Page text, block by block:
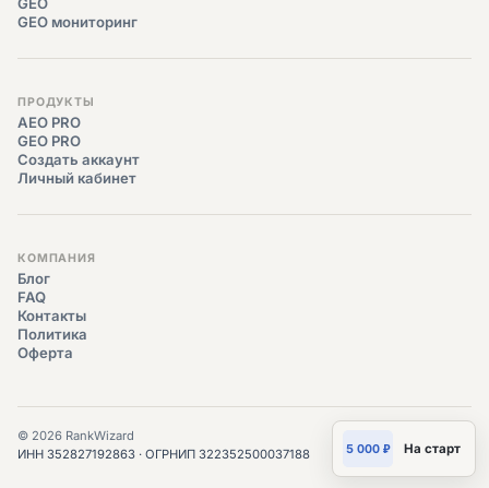
GEO мониторинг
ПРОДУКТЫ
AEO PRO
GEO PRO
Создать аккаунт
Личный кабинет
КОМПАНИЯ
Блог
FAQ
Контакты
Политика
Оферта
© 2026 RankWizard
ИНН 352827192863 · ОГРНИП 322352500037188
5 000 ₽ На старт